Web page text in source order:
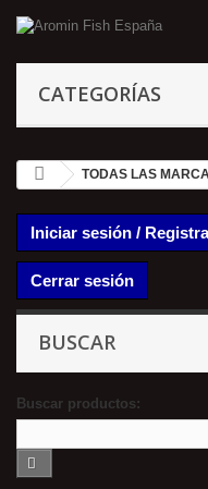
CATEGORÍAS
TODAS LAS
Iniciar sesión /
Cerrar sesión
BUSCAR
Buscar productos: